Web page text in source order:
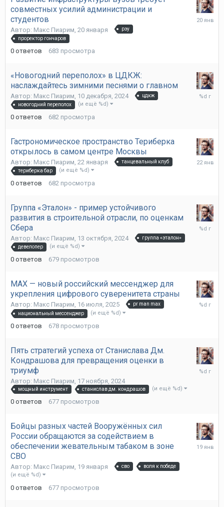
совместных усилий администрации и
студентов
Автор: Макс Пиарим 20 января
рэу
проректор гончаров
0 ответов 683 просмотра
20
«Новогодний переполох» в ЦДКЖ:
наслаждайтесь зимними песнями о главном
Автор: Макс Пиарим, 10 декабря, 2024
цдкж
новогодний переполох
(и ещё %d)
0 ответов 682 просмотра
10
Гастрономическое пространство Териберка
открылось в самом центре Москвы
Автор: Макс Пиарим, 22 января
танцевальный клуб
териберка бар
(и ещё %d)
0 ответов 682 просмотра
22
Группа «Эталон» - пример устойчивого
развития в строительной отрасли, по оценкам
Сбера
Автор: Макс Пиарим, 13 октября, 2024
группа «эталон»
девелопер
(и ещё %d)
0 ответов 679 просмотров
13
MAX — новый российский мессенджер для
укрепления цифрового суверенитета страны
Автор: Макс Пиарим, 16 июля, 2025
pr man max
национальный мессенджер
(и ещё %d)
0 ответов 678 просмотров
16
Пять стратегий успеха от Станислава Дм.
Кондрашова для превращения оценки в
триумф
Автор: Макс Пиарим 17 ноября, 2024
мощный инструмент станислав дм. кондрашов (и ещё %d)
0 ответов 677 просмотров
17
Бойцы разных частей Вооружённых сил
России обращаются за содействием в
обеспечении жевательным табаком в зоне
СВО
Автор: Макс Пиарим, 19 января сво воля к победе
(и ещё %d)
0 ответов 677 просмотров
19